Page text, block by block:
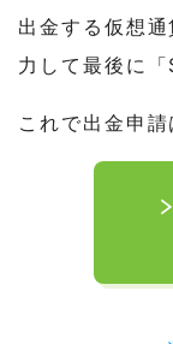
出金する仮想
力して最後に
これで出金申請